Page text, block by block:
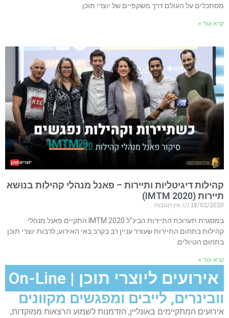
מסתכלים על העולם דרך משקפיים של יוצרי תוכן
קרא עוד »
קהילות דיגיטליות ותיירות – פאנל מנהלי קהילות בנושא
תיירות (IMTM 2020)
18/02/2020
אין תגובות
במסגרת תערוכת התיירות הבינ"ל IMTM 2020 התקיים פאנל מנהלי
קהילות בתחום התיירות שעורר עניין רב בקרב באי האירוע, לרבות יוצרי תוכן
בתחום הטיולים.
קרא עוד »
אירועים ליוצרי תוכן | On-Line
וובינרים, לייבים ומפגשים מקוונים
אירועים המתקיימים באונליין, הזדמנות לשמוע הרצאות ממוקדות,